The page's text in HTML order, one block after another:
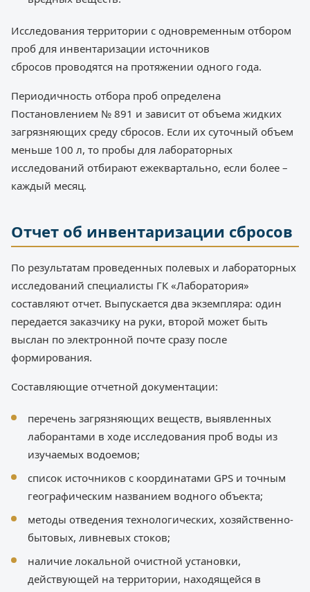
Исследования территории с одновременным отбором
проб для инвентаризации источников
сбросов проводятся на протяжении одного года.
Периодичность отбора проб определена
Постановлением № 891 и зависит от объема жидких
загрязняющих среду сбросов. Если их суточный объем
меньше 100 л, то пробы для лабораторных
исследований отбирают ежеквартально, если более –
каждый месяц.
Отчет об инвентаризации сбросов
По результатам проведенных полевых и лабораторных
исследований специалисты ГК «Лаборатория»
составляют отчет. Выпускается два экземпляра: один
передается заказчику на руки, второй может быть
выслан по электронной почте сразу после
формирования.
Составляющие отчетной документации:
перечень загрязняющих веществ, выявленных
лаборантами в ходе исследования проб воды из
изучаемых водоемов;
список источников с координатами GPS и точным
географическим названием водного объекта;
методы отведения технологических, хозяйственно-
бытовых, ливневых стоков;
наличие локальной очистной установки,
действующей на территории, находящейся в